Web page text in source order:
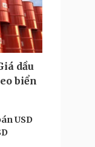
dầu
biển
USD